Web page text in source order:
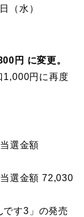
（水）
円 に変更。
1,000円に再度
選金額
選金額 72,030
す3」の発売